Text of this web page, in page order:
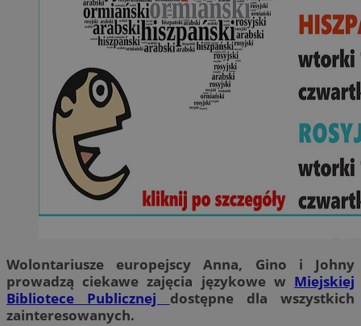
Wolontariusze europejscy Anna, Gino i Johny
prowadzą ciekawe zajęcia językowe w Miejskiej
Bibliotece Publicznej dostępne dla wszystkich
zainteresowanych.